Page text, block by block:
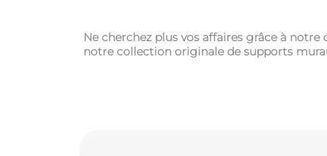
Ne cherchez plus vos affaires grâce à
notre collection originale de supports